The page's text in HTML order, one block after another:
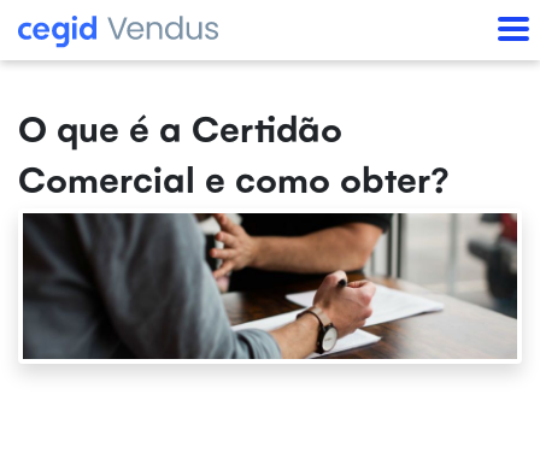
O que é a Certidão
Comercial e como obter?